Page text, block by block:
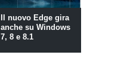
Il nuovo Edge gira
anche su Windows
7, 8 e 8.1